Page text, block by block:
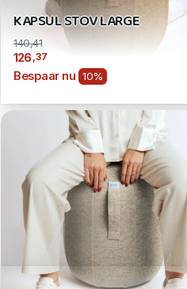
KAPSUL STOV LARGE
140,41
126 ,37
Bespaar nu 10%